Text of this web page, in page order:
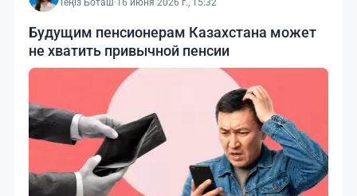
Теңіз Боташ · 16 июня 2026 г., 15:32
Будущим пенсионерам Казахстана может
не хватить привычной пенсии